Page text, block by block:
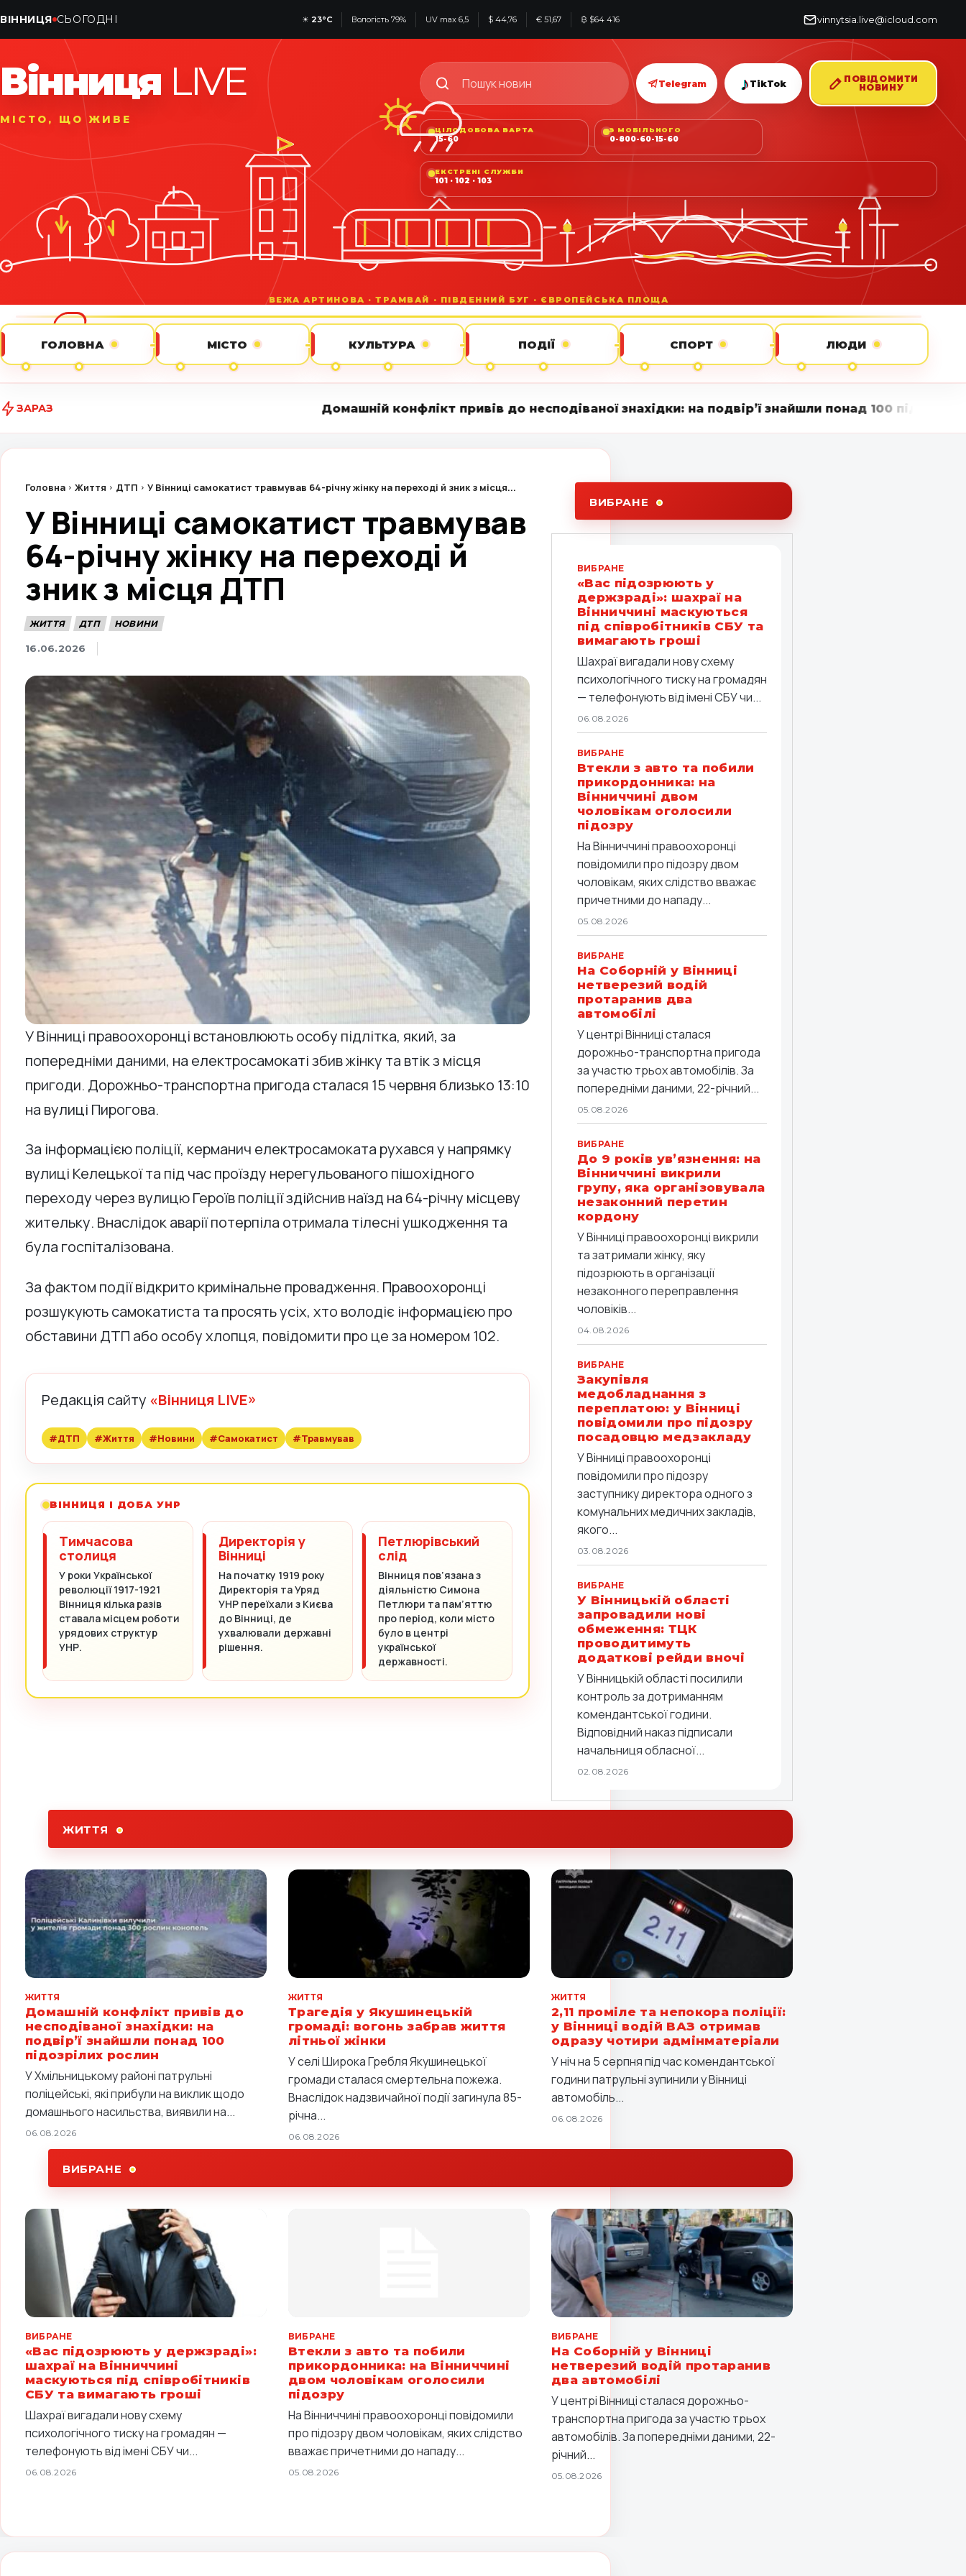
ВІННИЦЯ СЬОГОДНІ ☀ 23°C Вологість 79% UV max 6,5 $ 44,76 € 51,67 ₿ $64 416 vinnytsia.live@icloud.com
Вінниця LIVE
МІСТО, ЩО ЖИВЕ
Telegram ♪ TikTok
ПОВІДОМИТИ
НОВИНУ
ЦІЛОДОБОВА ВАРТА
15-60
З МОБІЛЬНОГО
0-800-60-15-60
ЕКСТРЕНІ СЛУЖБИ
101 · 102 · 103
ГОЛОВНА МІСТО КУЛЬТУРА ПОДІЇ СПОРТ ЛЮДИ
ЗАРАЗ Домашній конфлікт привів до несподіваної знахідки: на подвір’ї знайшли понад 100 підозрілих рослин •
Головна Життя ДТП У Вінниці самокатист травмував 64-річну жінку на переході й зник з місця...
У Вінниці самокатист травмував
64-річну жінку на переході й
зник з місця ДТП
ЖИТТЯ ДТП НОВИНИ
16.06.2026
У Вінниці правоохоронці встановлюють особу підлітка, який, за
попередніми даними, на електросамокаті збив жінку та втік з місця
пригоди. Дорожньо-транспортна пригода сталася 15 червня близько 13:10
на вулиці Пирогова.
За інформацією поліції, керманич електросамоката рухався у напрямку
вулиці Келецької та під час проїзду нерегульованого пішохідного
переходу через вулицю Героїв поліції здійснив наїзд на 64-річну місцеву
жительку. Внаслідок аварії потерпіла отримала тілесні ушкодження та
була госпіталізована.
За фактом події відкрито кримінальне провадження. Правоохоронці
розшукують самокатиста та просять усіх, хто володіє інформацією про
обставини ДТП або особу хлопця, повідомити про це за номером 102.
Редакція сайту «Вінниця LIVE»
#ДТП #Життя #Новини #Самокатист #Травмував
ВІННИЦЯ І ДОБА УНР
Тимчасова
столиця
У роки Української
революції 1917-1921
Вінниця кілька разів
ставала місцем роботи
урядових структур
УНР.
Директорія у
Вінниці
На початку 1919 року
Директорія та Уряд
УНР переїхали з Києва
до Вінниці, де
ухвалювали державні
рішення.
Петлюрівський
слід
Вінниця пов’язана з
діяльністю Симона
Петлюри та пам’яттю
про період, коли місто
було в центрі
української
державності.
ВИБРАНЕ
ВИБРАНЕ
«Вас підозрюють у
держзраді»: шахраї на
Вінниччині маскуються
під співробітників СБУ та
вимагають гроші
Шахраї вигадали нову схему
психологічного тиску на громадян
— телефонують від імені СБУ чи...
06.08.2026
ВИБРАНЕ
Втекли з авто та побили
прикордонника: на
Вінниччині двом
чоловікам оголосили
підозру
На Вінниччині правоохоронці
повідомили про підозру двом
чоловікам, яких слідство вважає
причетними до нападу...
05.08.2026
ВИБРАНЕ
На Соборній у Вінниці
нетверезий водій
протаранив два
автомобілі
У центрі Вінниці сталася
дорожньо-транспортна пригода
за участю трьох автомобілів. За
попередніми даними, 22-річний...
05.08.2026
ВИБРАНЕ
До 9 років ув’язнення: на
Вінниччині викрили
групу, яка організовувала
незаконний перетин
кордону
У Вінниці правоохоронці викрили
та затримали жінку, яку
підозрюють в організації
незаконного переправлення
чоловіків...
04.08.2026
ВИБРАНЕ
Закупівля
медобладнання з
переплатою: у Вінниці
повідомили про підозру
посадовцю медзакладу
У Вінниці правоохоронці
повідомили про підозру
заступнику директора одного з
комунальних медичних закладів,
якого...
03.08.2026
ВИБРАНЕ
У Вінницькій області
запровадили нові
обмеження: ТЦК
проводитимуть
додаткові рейди вночі
У Вінницькій області посилили
контроль за дотриманням
комендантської години.
Відповідний наказ підписали
начальниця обласної...
02.08.2026
ЖИТТЯ
ЖИТТЯ
Домашній конфлікт привів до
несподіваної знахідки: на
подвір’ї знайшли понад 100
підозрілих рослин
У Хмільницькому районі патрульні
поліцейські, які прибули на виклик щодо
домашнього насильства, виявили на...
06.08.2026
ЖИТТЯ
Трагедія у Якушинецькій
громаді: вогонь забрав життя
літньої жінки
У селі Широка Гребля Якушинецької
громади сталася смертельна пожежа.
Внаслідок надзвичайної події загинула 85-
річна...
06.08.2026
ЖИТТЯ
2,11 проміле та непокора поліції:
у Вінниці водій ВАЗ отримав
одразу чотири адмінматеріали
У ніч на 5 серпня під час комендантської
години патрульні зупинили у Вінниці
автомобіль...
06.08.2026
ВИБРАНЕ
ВИБРАНЕ
«Вас підозрюють у держзраді»:
шахраї на Вінниччині
маскуються під співробітників
СБУ та вимагають гроші
Шахраї вигадали нову схему
психологічного тиску на громадян —
телефонують від імені СБУ чи...
06.08.2026
ВИБРАНЕ
Втекли з авто та побили
прикордонника: на Вінниччині
двом чоловікам оголосили
підозру
На Вінниччині правоохоронці повідомили
про підозру двом чоловікам, яких слідство
вважає причетними до нападу...
05.08.2026
ВИБРАНЕ
На Соборній у Вінниці
нетверезий водій протаранив
два автомобілі
У центрі Вінниці сталася дорожньо-
транспортна пригода за участю трьох
автомобілів. За попередніми даними, 22-
річний...
05.08.2026